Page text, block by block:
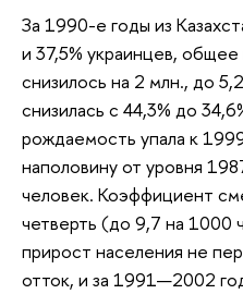
За 1990-е годы из
и 37,5% украинцев, общее
снизилось на 2 млн., до
снизилась с 44,3% до
рождаемость упала к
наполовину от уровня
человек. Коэффициент
четверть (до 9,7 на 1000
прирост населения не
отток, и за 1991—2002